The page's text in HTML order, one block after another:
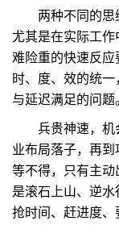
两种不同的思维
尤其是在实际工
难险重的快速反
时、度、效的统
与延迟满足的问题
兵贵神速，机会
业布局落子，再
等不得，只有主动
是滚石上山、逆水
抢时间、赶进度、